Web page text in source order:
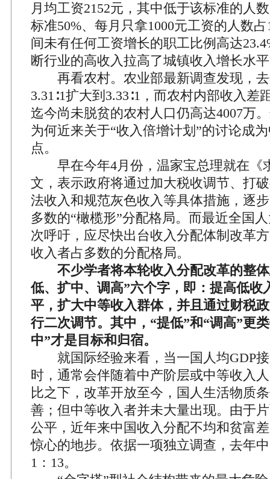
月均工资2152元，其中低于该标准的人
标准50%、每月只拿1000元工资的人数
间未有任何工资增长的职工比例高达
断行业的高收入拉高了城镇收入增长水
再看农村。农业部最新调查发现，去
3.31∶1扩大到3.33∶1，而农村内部收入差
迄今尚未脱贫的农村人口仍高达4007万
为何近来关于“收入倍增计划”的讨论成
点。
早在今年4月份，温家宝总理就在《
文，表示政府将通过加大税收调节、打
法收入和规范灰色收入等具体措施，逐
多数的“橄榄形”分配格局。而最近全国
次呼吁，应尽快出台收入分配体制改革
收入者占多数的分配格局。
不少学者将本轮收入分配改革的整
低、扩中、调高”六个字，即：提高低收
平，扩大中等收入群体，并且通过财税
行二次调节。其中，“提低”和“调高”更
中”才是目标和归宿。
就国际经验来看，当一国人均GDP接
时，通常会伴随着中产阶层或中等收入
比之下，改革开放至今，国人生活物质
善；但中等收入者并未大量出现。由于
公平，近年来中国收入分配不均和贫富
惊心的地步。依据一项独立调查，去年
1：13。